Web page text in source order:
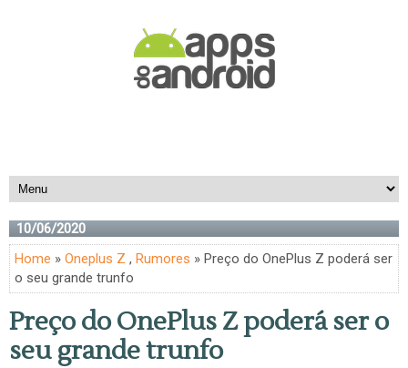
10/06/2020
Home » Oneplus Z , Rumores » Preço do OnePlus Z poderá ser
o seu grande trunfo
Preço do OnePlus Z poderá ser o
seu grande trunfo